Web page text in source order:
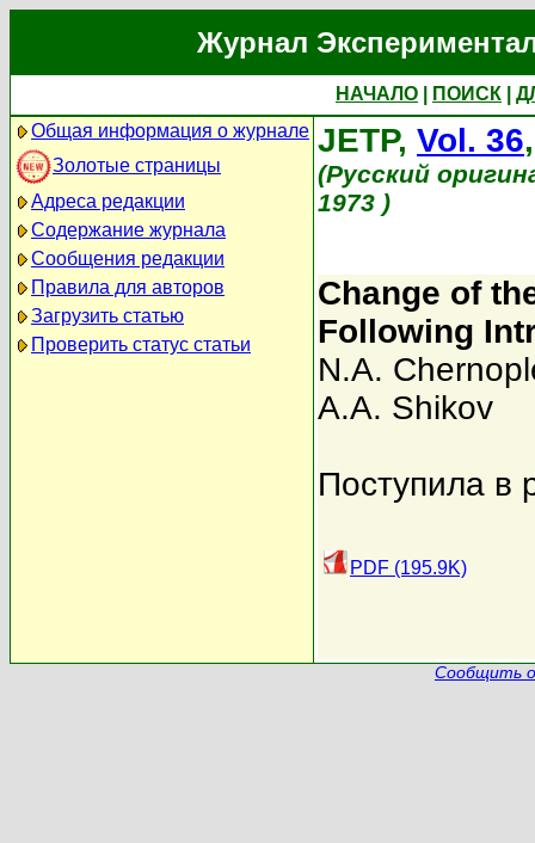
Журнал
НАЧАЛО ПОИСК
Общая информация о журнале
Золотые страницы
Адреса редакции
Содержание журнала
Сообщения редакции
Правила для авторов
Загрузить статью
Проверить статус статьи
JETP, Vol. 36
(Русский
1973 )
Change of
Following
N.A.
A.A. Shikov
Поступила в
PDF (195.9K)
Сообщить о